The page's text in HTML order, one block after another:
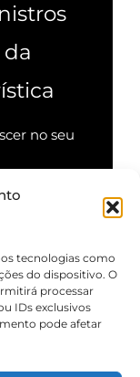
tecnologias como
do dispositivo. O
processar
IDs exclusivos
pode afetar
no seu